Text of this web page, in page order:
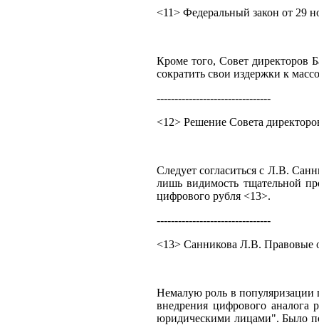
<11> Федеральный закон от 29
Кроме того, Совет директоров
сократить свои издержки к
--------------------------------
<12> Решение Совета
Следует согласиться с Л.В.
лишь видимость тщательной
цифрового рубля <13>.
--------------------------------
<13> Санникова Л.В. Правовые
Немалую роль в популяризации
внедрения цифрового
юридическими лицами". Было